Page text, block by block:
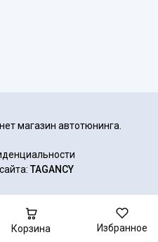
магазин автотюнинга.
TAGANCY
Корзина Избранное